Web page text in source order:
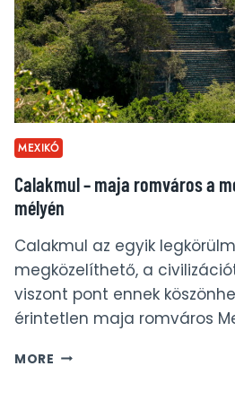
MEXIKÓ
Calakmul – maja romváros a
mélyén
Calakmul az egyik
megközelíthető, a
viszont pont ennek
érintetlen maja romváros
MORE CALAKMUL